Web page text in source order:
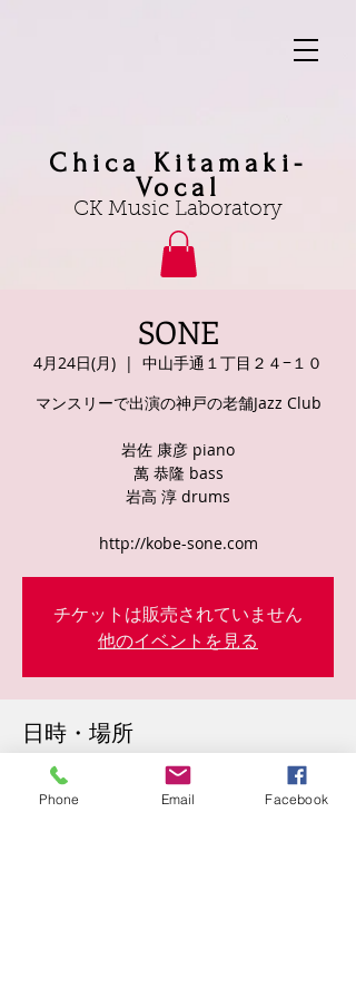
Chica Kitamaki-
Vocal
CK Music Laboratory
SONE
4月24日(月)
  |
中山手通１丁目２４−１０
マンスリーで出演の神戸の老舗Jazz Club
岩佐 康彦 piano
萬 恭隆 bass
岩高 淳 drums
http://kobe-sone.com
チケットは販売されていません
他のイベントを見る
日時・場所
2023年4月24日 18:30
中山手通１丁目２４−１０, 日本、〒650-
Phone Email Facebook